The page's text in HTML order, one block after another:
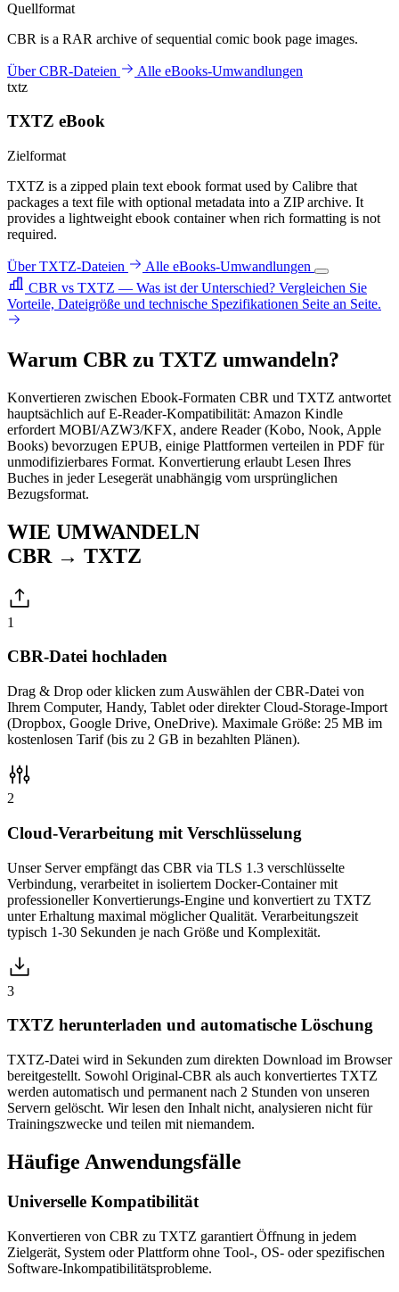
Quellformat
CBR is a RAR archive of sequential comic book page images.
Über CBR-Dateien
Alle eBooks-Umwandlungen
txtz
TXTZ eBook
Zielformat
TXTZ is a zipped plain text ebook format used by Calibre that
packages a text file with optional metadata into a ZIP archive. It
provides a lightweight ebook container when rich formatting is not
required.
Über TXTZ-Dateien
Alle eBooks-Umwandlungen
CBR vs TXTZ — Was ist der Unterschied? Vergleichen Sie
Vorteile, Dateigröße und technische Spezifikationen Seite an Seite.
Warum CBR zu TXTZ umwandeln?
Konvertieren zwischen Ebook-Formaten CBR und TXTZ antwortet
hauptsächlich auf E-Reader-Kompatibilität: Amazon Kindle
erfordert MOBI/AZW3/KFX, andere Reader (Kobo, Nook, Apple
Books) bevorzugen EPUB, einige Plattformen verteilen in PDF für
unmodifizierbares Format. Konvertierung erlaubt Lesen Ihres
Buches in jeder Lesegerät unabhängig vom ursprünglichen
Bezugsformat.
WIE UMWANDELN
CBR → TXTZ
1
CBR-Datei hochladen
Drag & Drop oder klicken zum Auswählen der CBR-Datei von
Ihrem Computer, Handy, Tablet oder direkter Cloud-Storage-Import
(Dropbox, Google Drive, OneDrive). Maximale Größe: 25 MB im
kostenlosen Tarif (bis zu 2 GB in bezahlten Plänen).
2
Cloud-Verarbeitung mit Verschlüsselung
Unser Server empfängt das CBR via TLS 1.3 verschlüsselte
Verbindung, verarbeitet in isoliertem Docker-Container mit
professioneller Konvertierungs-Engine und konvertiert zu TXTZ
unter Erhaltung maximal möglicher Qualität. Verarbeitungszeit
typisch 1-30 Sekunden je nach Größe und Komplexität.
3
TXTZ herunterladen und automatische Löschung
TXTZ-Datei wird in Sekunden zum direkten Download im Browser
bereitgestellt. Sowohl Original-CBR als auch konvertiertes TXTZ
werden automatisch und permanent nach 2 Stunden von unseren
Servern gelöscht. Wir lesen den Inhalt nicht, analysieren nicht für
Trainingszwecke und teilen mit niemandem.
Häufige Anwendungsfälle
Universelle Kompatibilität
Konvertieren von CBR zu TXTZ garantiert Öffnung in jedem
Zielgerät, System oder Plattform ohne Tool-, OS- oder spezifischen
Software-Inkompatibilitätsprobleme.